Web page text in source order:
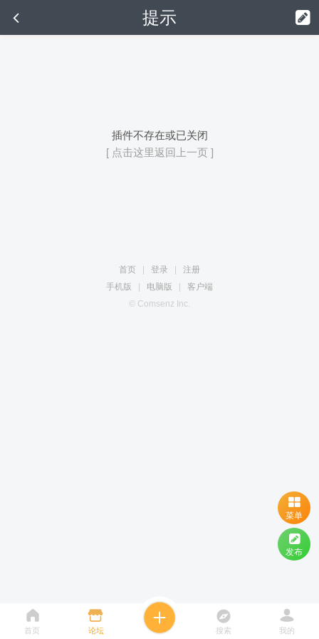
提示
插件不存在或已关闭
[ 点击这里返回上一页 ]
首页 登录
注册
手机版
电脑版
客户端
© Comsenz Inc.
首页 论坛 搜索 我的
菜单
发布